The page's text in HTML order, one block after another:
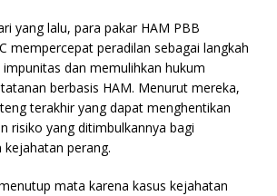
yang lalu, para pakar HAM PBB
mempercepat peradilan sebagai langkah
dan memulihkan hukum
berbasis HAM. Menurut mereka,
terakhir yang dapat menghentikan
risiko yang ditimbulkannya bagi
perang.
mata karena kasus kejahatan